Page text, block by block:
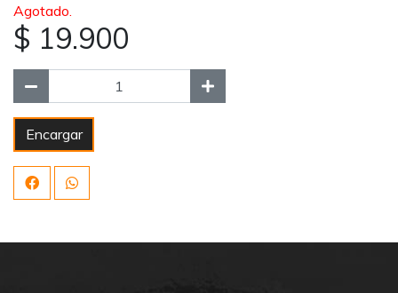
Agotado.
$ 19.900
Encargar